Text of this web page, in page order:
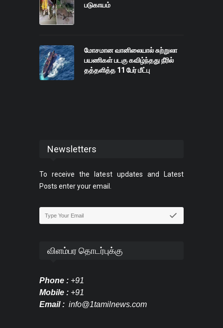
படுகாயம்
மோசமான வானிலையால் சுற்றுலா
பயணிகள் படகு கவிழ்ந்தது நீரில்
தத்தளித்த 11 பேர் மீட்பு
Newsletters
To receive the latest updates and Latest
Posts enter your email.
விளம்பர தொடர்புக்கு
Phone : +91
Mobile : +91
Email : info@1tamilnews.com